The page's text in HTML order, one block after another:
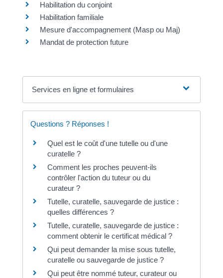
Habilitation du conjoint
Habilitation familiale
Mesure d'accompagnement (Masp ou Maj)
Mandat de protection future
Services en ligne et formulaires
Questions ? Réponses !
Quel est le coût d'une tutelle ou d'une
curatelle ?
Comment les proches peuvent-ils
contrôler l'action du tuteur ou du
curateur ?
Tutelle, curatelle, sauvegarde de justice :
quelles différences ?
Tutelle, curatelle, sauvegarde de justice :
comment obtenir le certificat médical ?
Qui peut demander la mise sous tutelle,
curatelle ou sauvegarde de justice ?
Qui peut être nommé tuteur, curateur ou